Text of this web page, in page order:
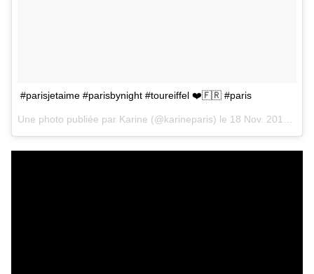
#parisjetaime #parisbynight #toureiffel ❤️🇫🇷 #paris
Une photo publiée par Karine (@karineparis) le 18 Nov. 2015 à 15h00 PST